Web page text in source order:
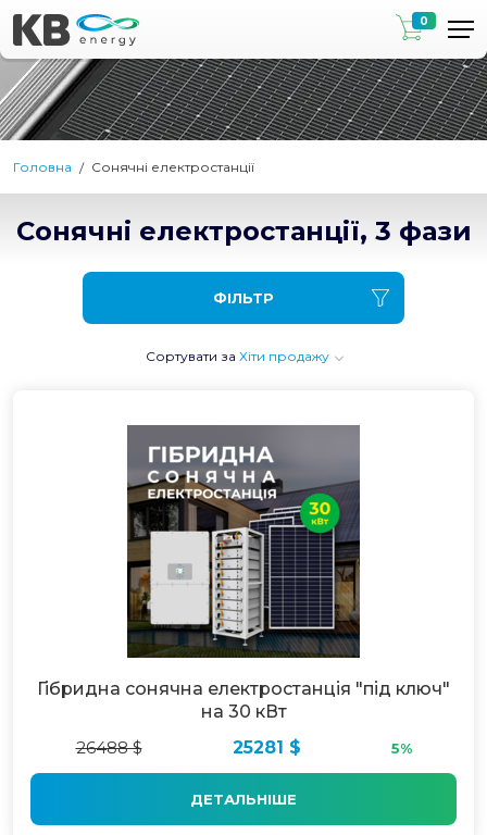
0
Головна Сонячні електростанції
Сонячні електростанції, 3 фази
ФІЛЬТР
Сортувати за Хіти продажу
Гібридна сонячна електростанція "під ключ"
на 30 кВт
26488 $
25281 $ 5%
ДЕТАЛЬНІШЕ